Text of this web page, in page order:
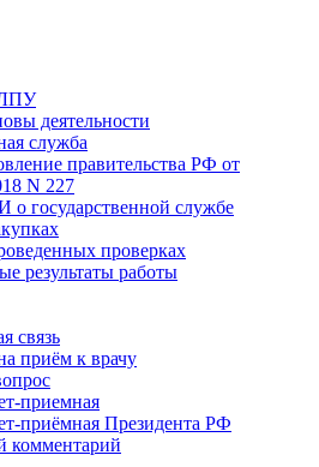
ЛПУ
деятельности
служба
правительства РФ от
N 227
о государственной службе
проверках
результаты работы
связь
приём к врачу
приемная
приёмная Президента РФ
комментарий